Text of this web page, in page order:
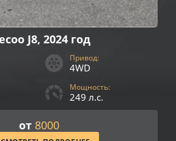
J8, 2024 год
Привод:
4WD
Мощность:
249 л.с.
от 8000